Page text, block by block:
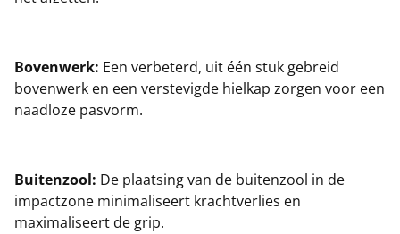
Bovenwerk: Een verbeterd, uit één stuk gebreid
bovenwerk en een verstevigde hielkap zorgen voor een
naadloze pasvorm.
Buitenzool: De plaatsing van de buitenzool in de
impactzone minimaliseert krachtverlies en
maximaliseert de grip.